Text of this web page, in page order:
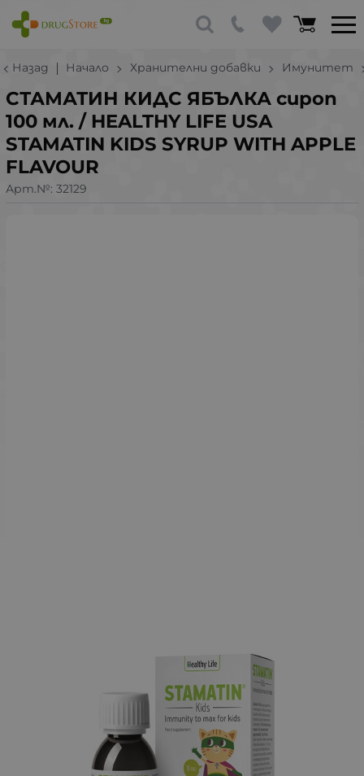
Назад Начало Хранителни добавки Имунитет
СТАМАТИН КИДС ЯБЪЛКА сироп
100 мл. / HEALTHY LIFE USA
STAMATIN KIDS SYRUP WITH APPLE
FLAVOUR
Арт.№: 32129